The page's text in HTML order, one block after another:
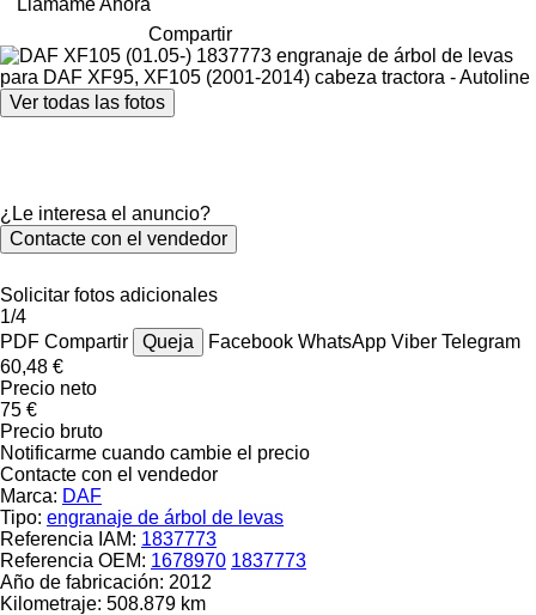
Compartir
Ver todas las fotos
¿Le interesa el anuncio?
Contacte con el vendedor
Solicitar fotos adicionales
1/4
PDF Compartir Queja Facebook WhatsApp Viber Telegram
60,48 €
Precio neto
75 €
Precio bruto
Notificarme cuando cambie el precio
Contacte con el vendedor
Marca: DAF
Tipo: engranaje de árbol de levas
Referencia IAM: 1837773
Referencia OEM: 1678970 1837773
Año de fabricación: 2012
Kilometraje: 508.879 km